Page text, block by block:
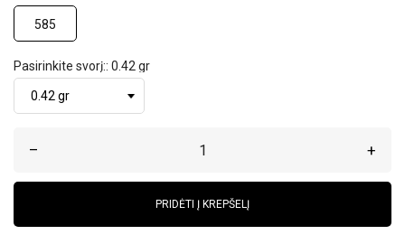
585
Pasirinkite svorį:: 0.42 gr
– +
PRIDĖTI Į KREPŠELĮ